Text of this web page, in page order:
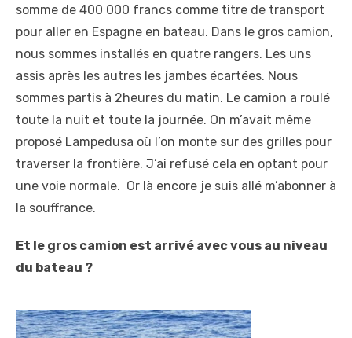
somme de 400 000 francs comme titre de transport
pour aller en Espagne en bateau. Dans le gros camion,
nous sommes installés en quatre rangers. Les uns
assis après les autres les jambes écartées. Nous
sommes partis à 2heures du matin. Le camion a roulé
toute la nuit et toute la journée. On m’avait même
proposé Lampedusa où l’on monte sur des grilles pour
traverser la frontière. J’ai refusé cela en optant pour
une voie normale. Or là encore je suis allé m’abonner à
la souffrance.
Et le gros camion est arrivé avec vous au niveau
du bateau ?